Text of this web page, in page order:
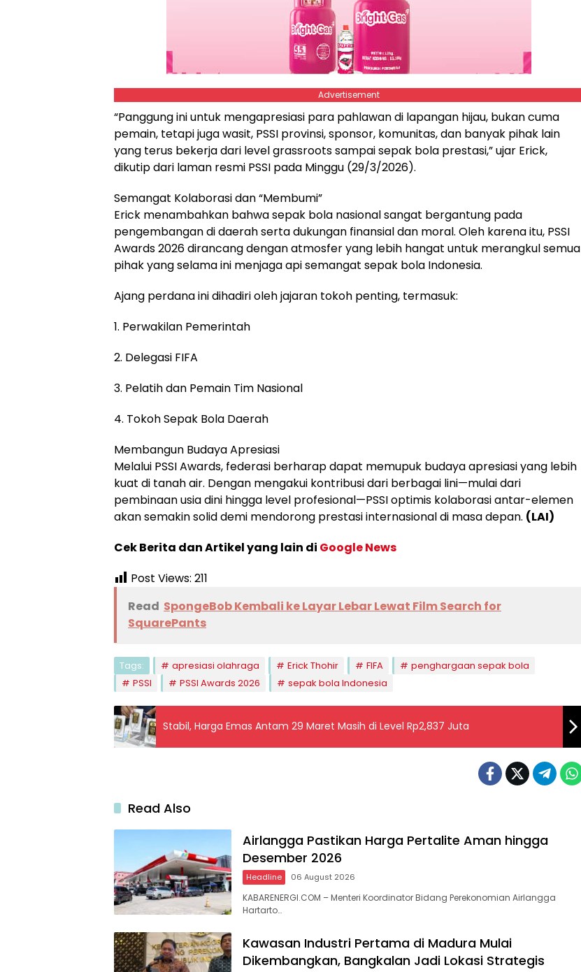
Advertisement
“Panggung ini untuk mengapresiasi para pahlawan di lapangan hijau, bukan cuma
pemain, tetapi juga wasit, PSSI provinsi, sponsor, komunitas, dan banyak pihak lain
yang terus bekerja dari level grassroots sampai sepak bola prestasi,” ujar Erick,
dikutip dari laman resmi PSSI pada Minggu (29/3/2026).
Semangat Kolaborasi dan “Membumi”
Erick menambahkan bahwa sepak bola nasional sangat bergantung pada
pengembangan di daerah serta dukungan finansial dan moral. Oleh karena itu, PSSI
Awards 2026 dirancang dengan atmosfer yang lebih hangat untuk merangkul semua
pihak yang selama ini menjaga api semangat sepak bola Indonesia.
Ajang perdana ini dihadiri oleh jajaran tokoh penting, termasuk:
1. Perwakilan Pemerintah
2. Delegasi FIFA
3. Pelatih dan Pemain Tim Nasional
4. Tokoh Sepak Bola Daerah
Membangun Budaya Apresiasi
Melalui PSSI Awards, federasi berharap dapat memupuk budaya apresiasi yang lebih
kuat di tanah air. Dengan mengakui kontribusi dari berbagai lini—mulai dari
pembinaan usia dini hingga level profesional—PSSI optimis kolaborasi antar-elemen
akan semakin solid demi mendorong prestasi internasional di masa depan. (LAI)
Cek Berita dan Artikel yang lain di Google News
Post Views: 211
Read SpongeBob Kembali ke Layar Lebar Lewat Film Search for
SquarePants
Tags: apresiasi olahraga Erick Thohir FIFA
penghargaan sepak bola
PSSI
PSSI Awards 2026 sepak bola Indonesia
Stabil, Harga Emas Antam 29 Maret Masih di Level Rp2,837 Juta
Read Also
Airlangga Pastikan Harga Pertalite Aman hingga
Desember 2026
Headline 06 August 2026
KABARENERGI.COM – Menteri Koordinator Bidang Perekonomian Airlangga
Hartarto…
Kawasan Industri Pertama di Madura Mulai
Dikembangkan, Bangkalan Jadi Lokasi Strategis